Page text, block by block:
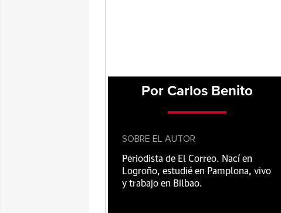
Por Carlos Benito
SOBRE EL AUTOR
Periodista de El Correo. Nací en
Logroño, estudié en Pamplona, vivo
y trabajo en Bilbao.